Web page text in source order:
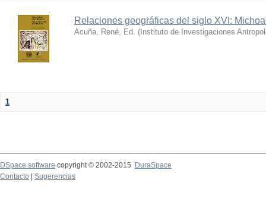
Relaciones geográficas del siglo XVI:
Acuña, René, Ed. ( Instituto de Investigaciones
1
DSpace software copyright © 2002-2015
DuraSpace
Contacto
Sugerencias